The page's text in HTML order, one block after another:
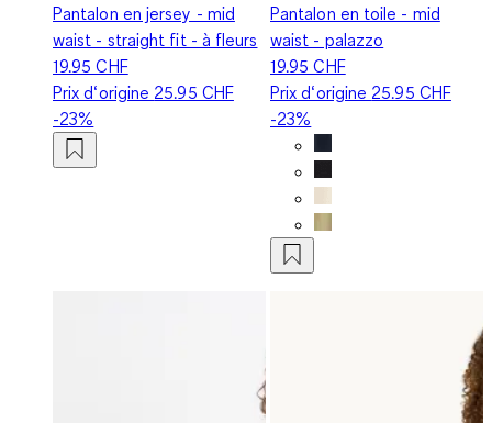
Pantalon en jersey - mid
waist - straight fit - à fleurs
19.95 CHF
Prix d‘origine 25.95 CHF
-23%
Pantalon en toile - mid
waist - palazzo
19.95 CHF
Prix d‘origine 25.95 CHF
-23%